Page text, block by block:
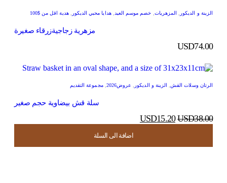
اضافة الى السلة
اضافة الى السلة
اضافة الى السلة
الزينة و الديكور المزهريات خصم موسم العيد ,هدايا محبي الديكور ,هدية اقل من $100
مزهرية زجاجيةزرقاء صغيرة
USD74.00
اضافة الى السلة
الرتان وسلات القش الزينة و الديكور عروض2026 ,مجموعة التقديم
سلة قش بيضاوية حجم صغير
USD38.00
USD15.20